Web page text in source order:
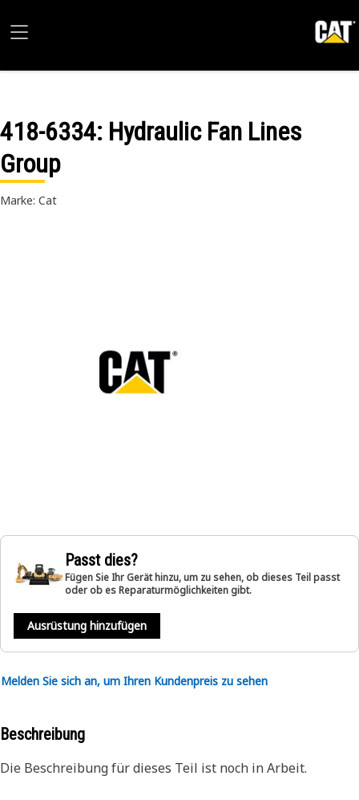
418-6334: Hydraulic Fan Lines
Group
Marke: Cat
Passt dies?
Fügen Sie Ihr Gerät hinzu, um zu sehen, ob dieses Teil passt
oder ob es Reparaturmöglichkeiten gibt.
Ausrüstung hinzufügen
Melden Sie sich an, um Ihren Kundenpreis zu sehen
Beschreibung
Die Beschreibung für dieses Teil ist noch in Arbeit.